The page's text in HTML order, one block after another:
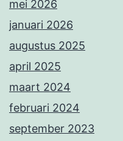
mei 2026
januari 2026
augustus 2025
april 2025
maart 2024
februari 2024
september 2023